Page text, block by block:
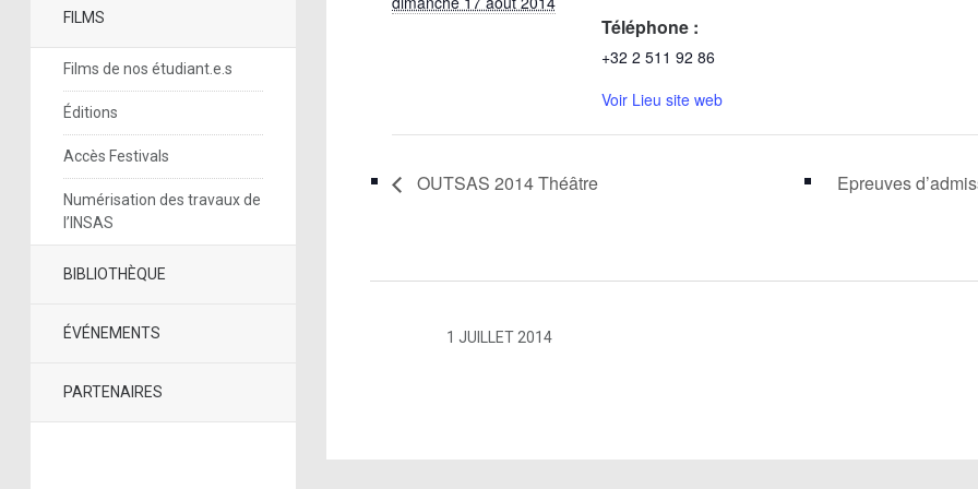
FILMS
Films de nos étudiant.e.s
Éditions
Accès Festivals
Numérisation des travaux de
l’INSAS
BIBLIOTHÈQUE
ÉVÉNEMENTS
PARTENAIRES
Téléphone :
+32 2 511 92 86
Voir Lieu site web
OUTSAS 2014 Théâtre Epreuves
1 JUILLET 2014